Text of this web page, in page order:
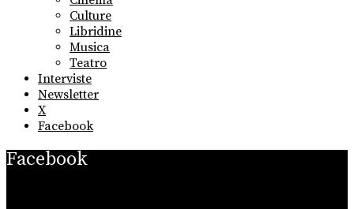
Culture
Libridine
Musica
Teatro
Interviste
Newsletter
X
Facebook
Facebook